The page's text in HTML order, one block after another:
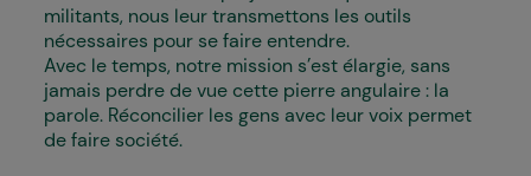
militants, nous leur transmettons les outils
nécessaires pour se faire entendre.
Avec le temps, notre mission s’est élargie, sans
jamais perdre de vue cette pierre angulaire : la
parole. Réconcilier les gens avec leur voix permet
de faire société.